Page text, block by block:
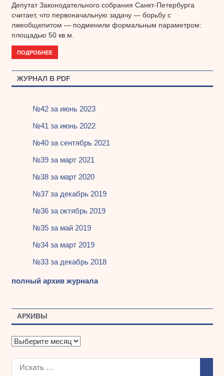
Депутат Законодательного собрания Санкт-Петербурга
считает, что первоначальную задачу — борьбу с
лжеобщепитом — подменили формальным параметром:
площадью 50 кв.м.
ПОДРОБНЕЕ
ЖУРНАЛ В PDF
№42 за июнь 2023
№41 за июнь 2022
№40 за сентябрь 2021
№39 за март 2021
№38 за март 2020
№37 за декабрь 2019
№36 за октябрь 2019
№35 за май 2019
№34 за март 2019
№33 за декабрь 2018
полный архив журнала
АРХИВЫ
А
х